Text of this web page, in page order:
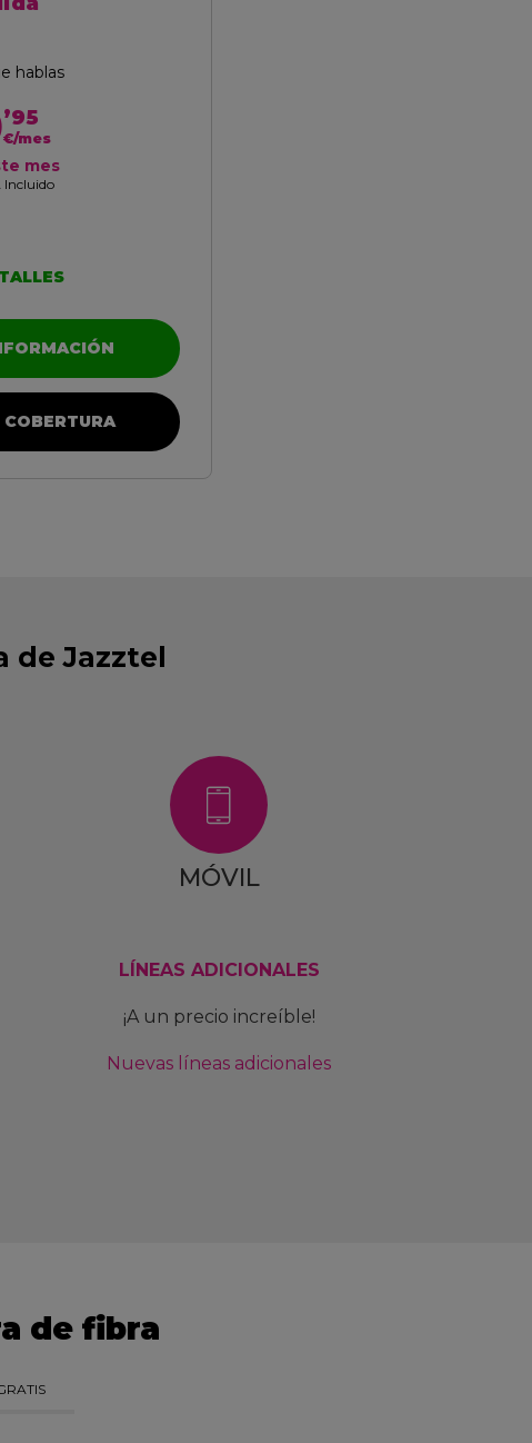
hablas
’95
€/mes
mes
Incluido
de Jazztel
MÓVIL
LÍNEAS ADICIONALES
¡A un precio increíble!
Nuevas líneas adicionales
de fibra